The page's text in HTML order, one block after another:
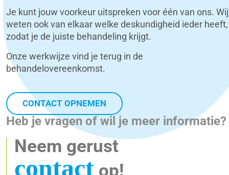
Je kunt jouw voorkeur uitspreken voor één van ons. Wij
weten ook van elkaar welke deskundigheid ieder heeft,
zodat je de juiste behandeling krijgt.
Onze werkwijze vind je terug in de
behandelovereenkomst.
CONTACT OPNEMEN
Heb je vragen of wil je meer informatie?
Neem gerust
contact op!